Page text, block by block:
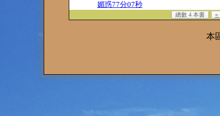
媚惑77分07秒
總數 4 本書 «
本